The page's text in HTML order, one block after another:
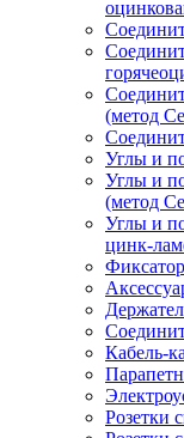
(метод
Углы и
Углы и
(метод
Углы и
цинк-
Кабель-
Розетки